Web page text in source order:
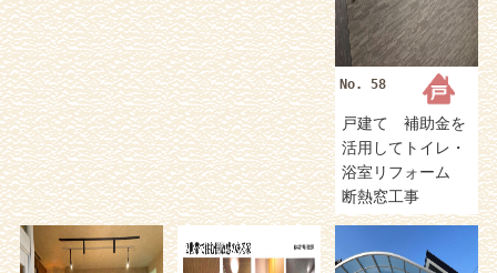
No. 58
戸建て 補助金を
活用してトイレ・
浴室リフォーム
断熱窓工事